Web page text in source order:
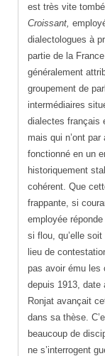
est très vite
Croissant,
dialectologues à
partie de la
généralement
groupement de
intermédiaires
dialectes français
mais qui n’ont
fonctionné en un
historiquement
cohérent. Que
frappante, si
employée
si flou, qu’elle
lieu de
pas avoir ému les
depuis 1913, date
Ronjat avançait
dans sa thèse.
beaucoup de
ne s’interrogent